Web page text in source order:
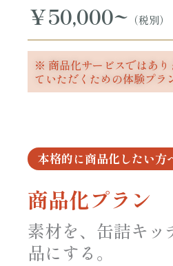
※ 商品化サービスではあり
ていただくための体験プラ
￥50,000~ （税別）
本格的に商品化したい方
商品化プラン
素材を、缶詰キッ
品にする。